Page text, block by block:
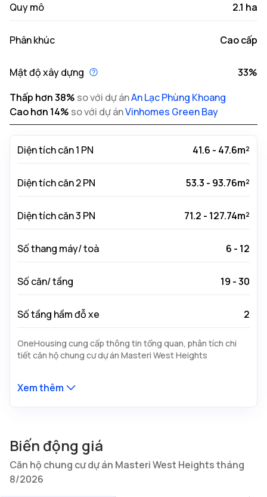
Quy mô 2.1 ha
Phân khúc Cao cấp
Mật độ xây dựng
33%
Thấp hơn38% so với dự ánAn Lạc Phùng Khoang
Cao hơn 14% so với dự ánVinhomes Green Bay
Diện tích căn 1 PN 41.6 - 47.6m²
Diện tích căn 2 PN 53.3 - 93.76m²
Diện tích căn 3 PN 71.2 - 127.74m²
Số thang máy/ toà 6 - 12
Số căn/ tầng 19 - 30
Số tầng hầm đỗ xe 2
OneHousing cung cấp thông tin tổng quan, phân tích chi
tiết căn hộ chung cư dự án Masteri West Heights
Xem thêm
Biến động giá
Căn hộ chung cư dự án Masteri West Heights tháng
8/2026